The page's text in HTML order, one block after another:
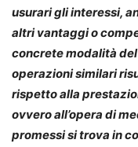
usurari gli interessi,
altri vantaggi o
concrete modalità
operazioni similari
rispetto alla
ovvero all’opera di
promessi si trova in